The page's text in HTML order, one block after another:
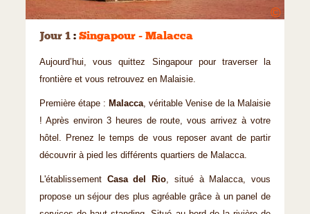
©
Jour 1 : Singapour - Malacca
Aujourd’hui, vous quittez Singapour pour traverser la
frontière et vous retrouvez en Malaisie.
Première étape : Malacca, véritable Venise de la Malaisie
! Après environ 3 heures de route, vous arrivez à votre
hôtel. Prenez le temps de vous reposer avant de partir
découvrir à pied les différents quartiers de Malacca.
L'établissement Casa del Rio, situé à Malacca, vous
propose un séjour des plus agréable grâce à un panel de